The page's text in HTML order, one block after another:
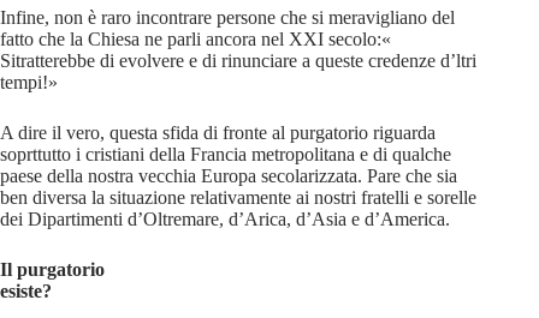
Infine, non è raro incontrare persone che si meravigliano del
fatto che la Chiesa ne parli ancora nel XXI secolo:«
Sitratterebbe di evolvere e di rinunciare a queste credenze d’ltri
tempi!»
A dire il vero, questa sfida di fronte al purgatorio riguarda
soprttutto i cristiani della Francia metropolitana e di qualche
paese della nostra vecchia Europa secolarizzata. Pare che sia
ben diversa la situazione relativamente ai nostri fratelli e sorelle
dei Dipartimenti d’Oltremare, d’Arica, d’Asia e d’America.
Il purgatorio
esiste?